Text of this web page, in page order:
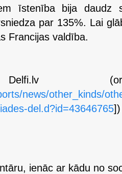
īstenība bija daudz
par 135%. Lai
Francijas valdība.
news/other_kinds/
del.d?id=43646765])
ienāc ar kādu no